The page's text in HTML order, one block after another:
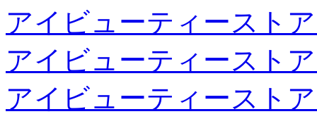
アイビューティースト
アイビューティースト
アイビューティースト